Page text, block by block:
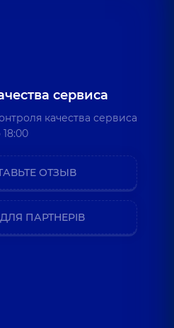
сервиса
качества сервиса
ОТЗЫВ
ДЛЯ ПАРТНЕРІВ